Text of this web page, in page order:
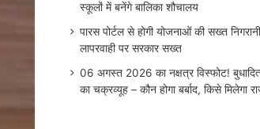
स्कूलों में बनेंगे बालिका शौचालय
पारस पोर्टल से होगी योजनाओं की सख्त
लापरवाही पर सरकार सख्त
06 अगस्त 2026 का नक्षत्र विस्फोट!
का चक्रव्यूह – कौन होगा बर्बाद, किसे मिलेगा